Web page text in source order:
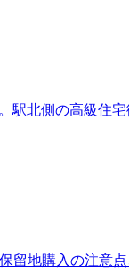
駅北側の高級住
留地購入の注意